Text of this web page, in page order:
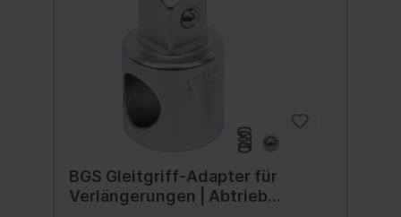
BGS Gleitgriff-Adapter für
Verlängerungen | Abtrieb